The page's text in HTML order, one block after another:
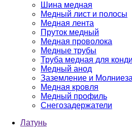
Шина медная
Медный лист и полосы
Медная лента
Пруток медный
Медная проволока
Медные трубы
Труба медная для
Медный анод
Заземление и
Медная кровля
Медный профиль
Снегозадержатели
Латунь